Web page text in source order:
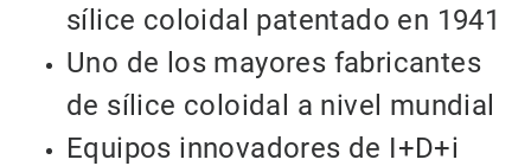
sílice coloidal patentado en 1941
Uno de los mayores fabricantes
de sílice coloidal a nivel mundial
Equipos innovadores de I+D+i